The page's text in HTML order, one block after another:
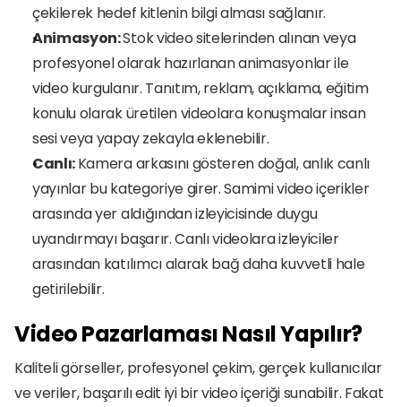
çekilerek hedef kitlenin bilgi alması sağlanır.
Animasyon: Stok video sitelerinden alınan veya
profesyonel olarak hazırlanan animasyonlar ile
video kurgulanır. Tanıtım, reklam, açıklama, eğitim
konulu olarak üretilen videolara konuşmalar insan
sesi veya yapay zekayla eklenebilir.
Canlı: Kamera arkasını gösteren doğal, anlık canlı
yayınlar bu kategoriye girer. Samimi video içerikler
arasında yer aldığından izleyicisinde duygu
uyandırmayı başarır. Canlı videolara izleyiciler
arasından katılımcı alarak bağ daha kuvvetli hale
getirilebilir.
Video Pazarlaması Nasıl Yapılır?
Kaliteli görseller, profesyonel çekim, gerçek kullanıcılar
ve veriler, başarılı edit iyi bir video içeriği sunabilir. Fakat